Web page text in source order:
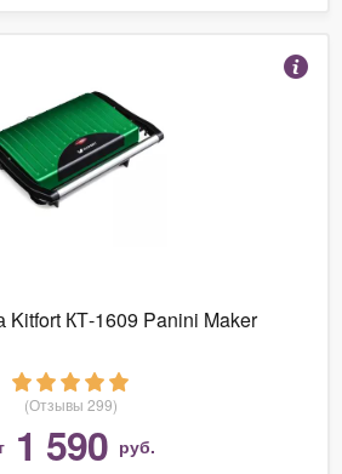
Kitfort КТ-1609 Panini Maker
(Отзывы 299)
1 590 руб.